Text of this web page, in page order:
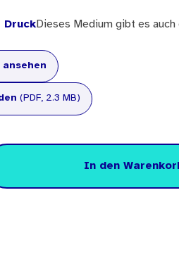
Dieses Medium gibt es
ansehen
(PDF, 2.3 MB)
In den